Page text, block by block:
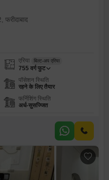
एरिया बिल्ट-अप एरिया
755 वर्ग फुट
पॉसेशन स्थिति
रहने के लिए तैयार
फर्निशिंग स्थिति
अर्ध-सुसज्जित